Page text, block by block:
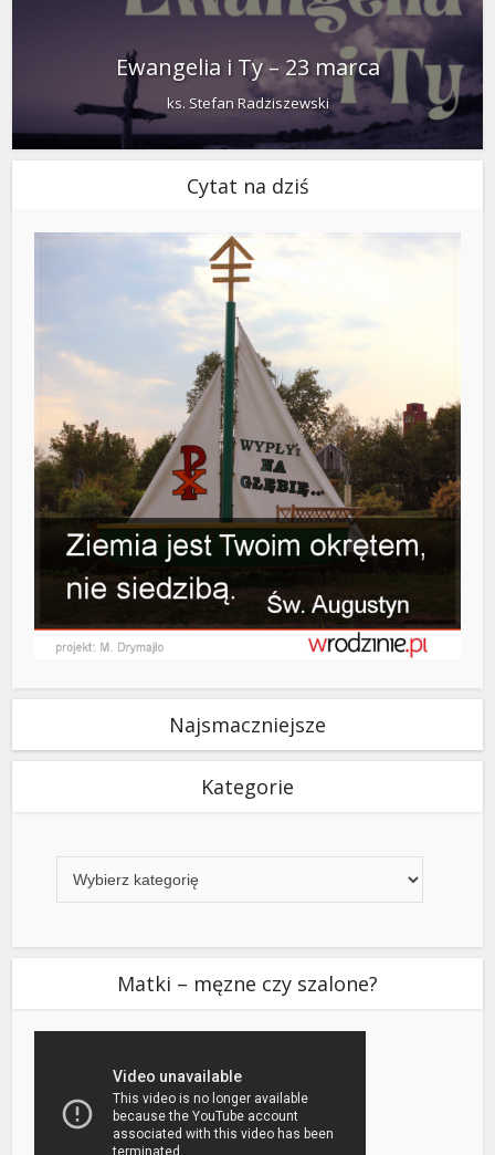
Ewangelia i Ty – 23 marca
ks. Stefan Radziszewski
Cytat na dziś
Najsmaczniejsze
Kategorie
Matki – męzne czy szalone?